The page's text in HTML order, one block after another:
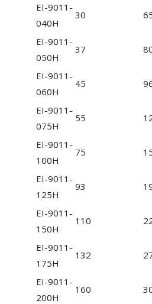
EI-9011-
040H
30
EI-9011-
050H
37
EI-9011-
060H
45
EI-9011-
075H
55
EI-9011-
100H
75
EI-9011-
125H
93
EI-9011-
150H
110
EI-9011-
175H
132
EI-9011-
200H
160